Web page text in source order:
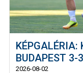
KÉPGALÉRIA:
BUDAPEST 3-3
2026-08-02